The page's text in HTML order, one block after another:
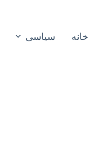
خانه سیاسی